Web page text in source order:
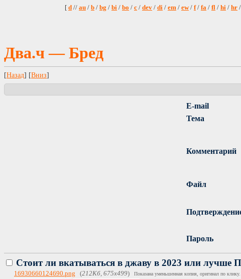
[ d // au / b / bg / bi / bo / c / dev / di / em / ew/ f/ fa / fl / hi / hr /
Два.ч — Бред
[Назад] [Вниз]
E-mail
Тема
Комментарий
Файл
Пароль
Стоит ли вкатываться в джаву в 2023 или лучше
16930660124690.png (212Кб, 675x499) Показана уменьшенная копия, оригинал по клику.